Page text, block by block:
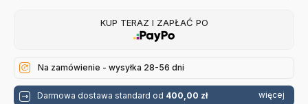
KUP TERAZ I ZAPŁAĆ PO
Na zamówienie - wysyłka 28-56 dni
Darmowa dostawa standard od 400,00 zł więcej